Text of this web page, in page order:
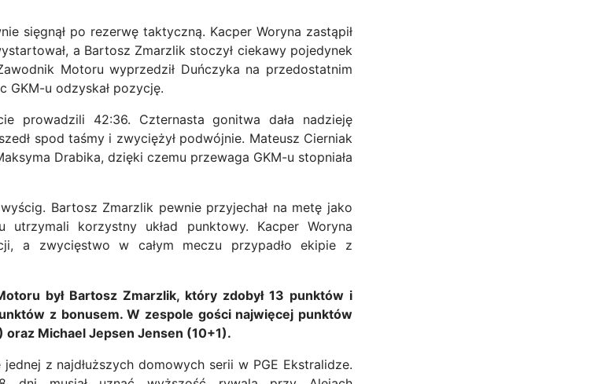
sięgnął po rezerwę taktyczną. Kacper Woryna zastąpił
a Bartosz Zmarzlik stoczył ciekawy pojedynek
Motoru wyprzedził Duńczyka na przedostatnim
GKM-u odzyskał pozycję.
prowadzili 42:36. Czternasta gonitwa dała nadzieję
spod taśmy i zwyciężył podwójnie. Mateusz Cierniak
Drabika, dzięki czemu przewaga GKM-u stopniała
Bartosz Zmarzlik pewnie przyjechał na metę jako
utrzymali korzystny układ punktowy. Kacper Woryna
a zwycięstwo w całym meczu przypadło ekipie z
był Bartosz Zmarzlik, który zdobył 13 punktów i
z bonusem. W zespole gości najwięcej punktów
oraz Michael Jepsen Jensen (10+1).
z najdłuższych domowych serii w PGE Ekstralidze.